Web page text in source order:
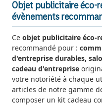
Objet publicitaire éco-
évènements
Ce objet publicitaire éco-
recommandé pour :
d'entreprise durables,
cadeau d'entreprise
votre notoriété à chaque
articles de notre gamme
composer un kit cadeau